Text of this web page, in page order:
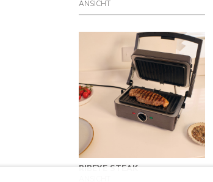
ANSICHT
RIBEYE STEAK